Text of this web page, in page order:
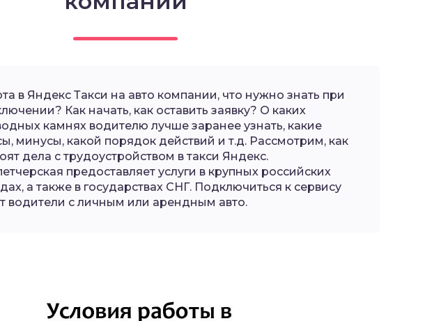
в Яндекс Такси на авто компании, что нужно знать при
Как начать, как оставить заявку? О каких
камнях водителю лучше заранее узнать, какие
минусы, какой порядок действий и т.д. Рассмотрим, как
дела с трудоустройством в такси Яндекс.
предоставляет услуги в крупных российских
а также в государствах СНГ. Подключиться к сервису
водители с личным или арендным авто.